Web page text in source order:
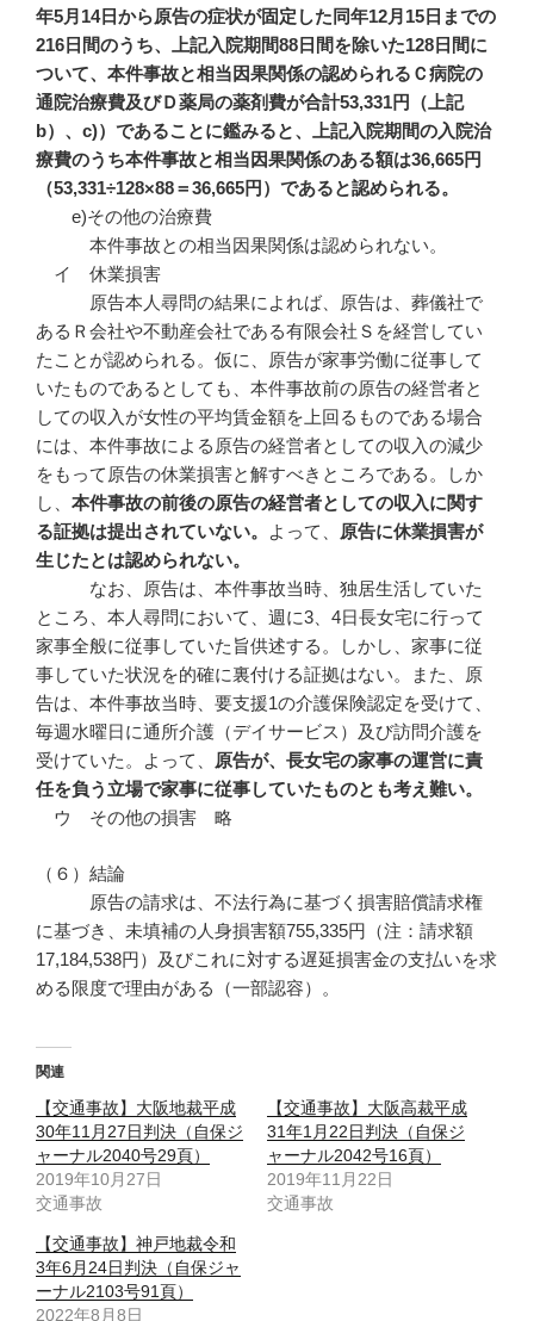
年5月14日から原告の症状が固定した同年12月15 日までの
216 日間のうち、上記入院期間88 日間を除いた128 日間に
ついて、本件事故と相当因果関係の認められるＣ病院の
通院治療費及びＤ薬局の薬剤費が合計53,331円（上記
b）、c)）であることに鑑みると、上記入院期間の入院治
療費のうち本件事故と相当因果関係のある額は36,665円
（53,331÷128×88＝36,665円）であると認められる。
e)その他の治療費
本件事故との相当因果関係は認められない。
イ 休業損害
原告本人尋問の結果によれば、原告は、葬儀社で
あるＲ会社や不動産会社である有限会社Ｓを経営してい
たことが認められる。仮に、原告が家事労働に従事して
いたものであるとしても、本件事故前の原告の経営者と
しての収入が女性の平均賃金額を上回るものである場合
には、本件事故による原告の経営者としての収入の減少
をもって原告の休業損害と解すべきところである。しか
し、 本件事故の前後の原告の経営者としての収入に関す
る証拠は提出されていない。
よって、
原告に休業損害が
生じたとは認められない。
なお、原告は、本件事故当時、独居生活していた
ところ、本人尋問において、週に3、4日長女宅に行って
家事全般に従事していた旨供述する。しかし、家事に従
事していた状況を的確に裏付ける証拠はない。また、原
告は、本件事故当時、要支援1の介護保険認定を受けて、
毎週水曜日に通所介護（デイサービス）及び訪問介護を
受けていた。よって、
原告が、長女宅の家事の運営に責
任を負う立場で家事に従事していたものとも考え難い。
ウ その他の損害 略
（６）結論
原告の請求は、不法行為に基づく損害賠償請求権
に基づき、未填補の人身損害額755,335円（注：請求額
17,184,538円）及びこれに対する遅延損害金の支払いを求
める限度で理由がある（一部認容）。
関連
【交通事故】大阪地裁平成
30年11月27日判決（自保ジ
ャーナル2040号29頁）
2019年10月27日
交通事故
【交通事故】大阪高裁平成
31年1月22日判決（自保ジ
ャーナル2042号16頁）
2019年11月22日
交通事故
【交通事故】神戸地裁令和
3年6月24日判決（自保ジャ
ーナル2103号91頁）
2022年8月8日